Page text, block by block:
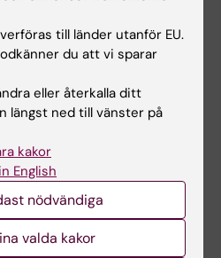
med dr Inger Kull
till länder utanför EU.
du att vi sparar
eller återkalla ditt
längst ned till vänster på
kakor
English
nödvändiga
valda kakor